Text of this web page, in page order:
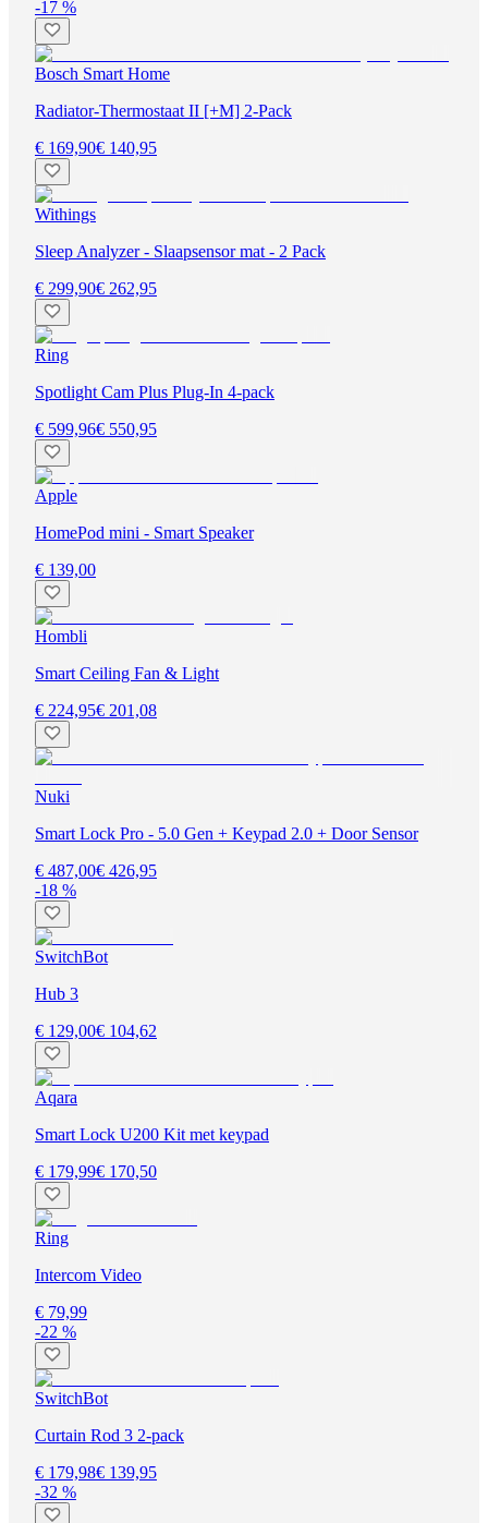
-17 %
Bosch Smart Home
Radiator-Thermostaat II [+M] 2-Pack
€ 169,90€ 140,95
Withings
Sleep Analyzer - Slaapsensor mat - 2 Pack
€ 299,90€ 262,95
Ring
Spotlight Cam Plus Plug-In 4-pack
€ 599,96€ 550,95
Apple
HomePod mini - Smart Speaker
€ 139,00
Hombli
Smart Ceiling Fan & Light
€ 224,95€ 201,08
Nuki
Smart Lock Pro - 5.0 Gen + Keypad 2.0 + Door Sensor
€ 487,00€ 426,95
-18 %
SwitchBot
Hub 3
€ 129,00€ 104,62
Aqara
Smart Lock U200 Kit met keypad
€ 179,99€ 170,50
Ring
Intercom Video
€ 79,99
-22 %
SwitchBot
Curtain Rod 3 2-pack
€ 179,98€ 139,95
-32 %